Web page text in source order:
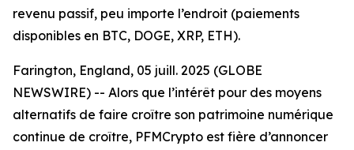
revenu passif, peu importe l’endroit (paiements
disponibles en BTC, DOGE, XRP, ETH).
Farington, England, 05 juill. 2025 (GLOBE
NEWSWIRE) -- Alors que l’intérêt pour des moyens
alternatifs de faire croître son patrimoine numérique
continue de croître, PFMCrypto est fière d’annoncer